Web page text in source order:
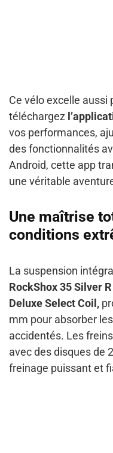
Ce vélo excelle aussi
téléchargez
vos performances,
des fonctionnalités
Android, cette app
une véritable
Une maîtrise
conditions
La suspension
RockShox 35 Silver R
Deluxe Select Coil,
mm pour absorber
accidentés. Les
avec des disques de
freinage puissant et